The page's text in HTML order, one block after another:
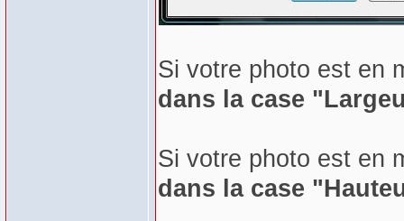
Si votre photo est en
dans la case
Si votre photo est en
dans la case